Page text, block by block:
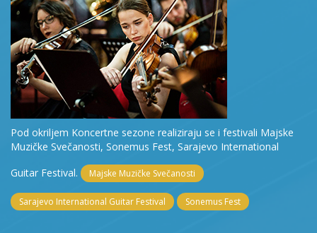
Pod okriljem Koncertne sezone realiziraju se i festivali Majske
Muzičke Svečanosti, Sonemus Fest, Sarajevo International
Guitar Festival.
Majske Muzičke Svečanosti
Sarajevo International Guitar Festival Sonemus Fest